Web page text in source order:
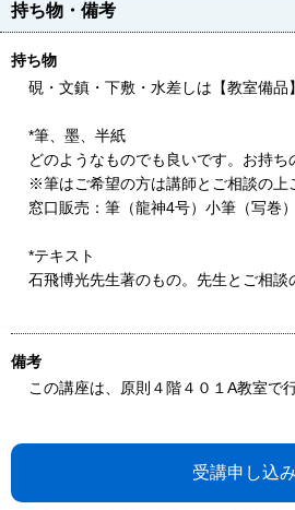
持ち物・備考
持ち物
硯・文鎮・下敷・水差しは【教室備
*筆、墨、半紙
どのようなものでも良いです。お持ち
※筆はご希望の方は講師とご相談の上
窓口販売：筆（龍神4号）小筆（写巻
*テキスト
石飛博光先生著のもの。先生とご相談
備考
この講座は、原則４階４０１A教室で
受講申し込み